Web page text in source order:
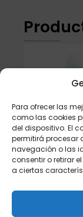
Para ofrecer las
como las cookies
del dispositivo. El
permitirá procesar
navegación o las
consentir o retirar
a ciertas